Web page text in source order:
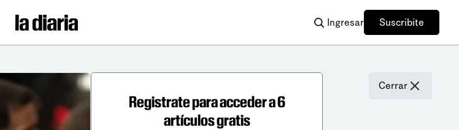
Ingresar Suscribite
Cerrar
Registrate para acceder a 6
artículos gratis